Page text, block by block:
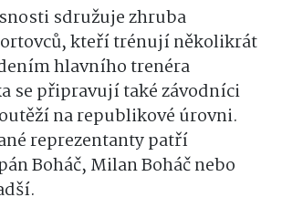
sdružuje zhruba
kteří trénují několikrát
hlavního trenéra
se připravují také závodníci
na republikové úrovni.
reprezentanty patří
Boháč, Milan Boháč nebo